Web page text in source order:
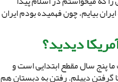
بیایم، چون فهمیده بودم ایران
دیدید؟
ما پنج سال مقطع ابتدایى است و
دیپلم. رفتن به دبستان هم